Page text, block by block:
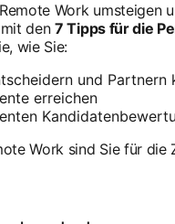
Work umsteigen
mit den7 Tipps für die
wie Sie:
und Partnern
erreichen
Work sind Sie für